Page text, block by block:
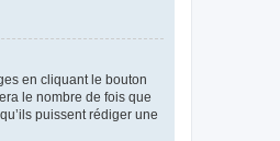
en cliquant le bouton
le nombre de fois que
puissent rédiger une